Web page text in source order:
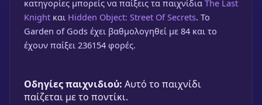
★85%🎮 1 Παίκτης
Παίξε δωρεάν
κατηγορίες μπορείς να παίξεις τα παιχνίδια The Last
Knight και Hidden Object: Street Of Secrets. Το
Garden of Gods έχει βαθμολογηθεί με 84 και το
έχουν παίξει 236154 φορές.
Οδηγίες παιχνιδιού: Αυτό το παιχνίδι
παίζεται με το ποντίκι.